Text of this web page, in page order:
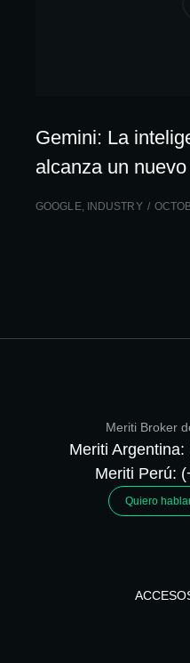
Gemini: La
alcanza un nuevo
GOOGLE, INDUSTRY
Meriti Broker
Meriti
Meriti Perú:
Quiero